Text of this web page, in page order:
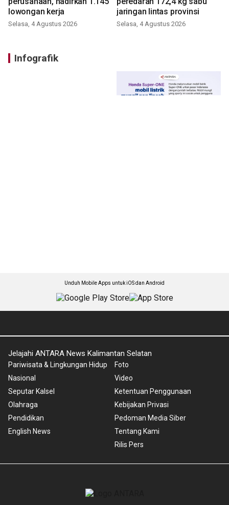
lowongan kerja
Selasa, 4 Agustus 2026
jaringan lintas provinsi
Selasa, 4 Agustus 2026
Infografik
Unduh Mobile Apps untuk iOS dan Android
Jelajahi ANTARA News Kalimantan Selatan
Pariwisata & Lingkungan Hidup
Nasional
Seputar Kalsel
Olahraga
Pendidikan
English News
Foto
Video
Ketentuan Penggunaan
Kebijakan Privasi
Pedoman Media Siber
Tentang Kami
Rilis Pers